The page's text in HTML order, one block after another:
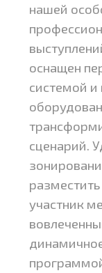
нашей
оснащен
системой
сценарий.
участник